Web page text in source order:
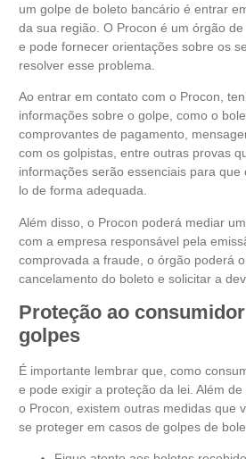
um golpe de boleto bancário é entrar
da sua região. O Procon é um órgão
e pode fornecer orientações sobre os
resolver esse problema.
Ao entrar em contato com o Procon,
informações sobre o golpe, como o
comprovantes de pagamento,
com os golpistas, entre outras provas
informações serão essenciais para que
lo de forma adequada.
Além disso, o Procon poderá mediar
com a empresa responsável pela
comprovada a fraude, o órgão poderá
cancelamento do boleto e solicitar a
Proteção ao
golpes
É importante lembrar que, como
e pode exigir a proteção da lei. Além
o Procon, existem outras medidas que
se proteger em casos de golpes de